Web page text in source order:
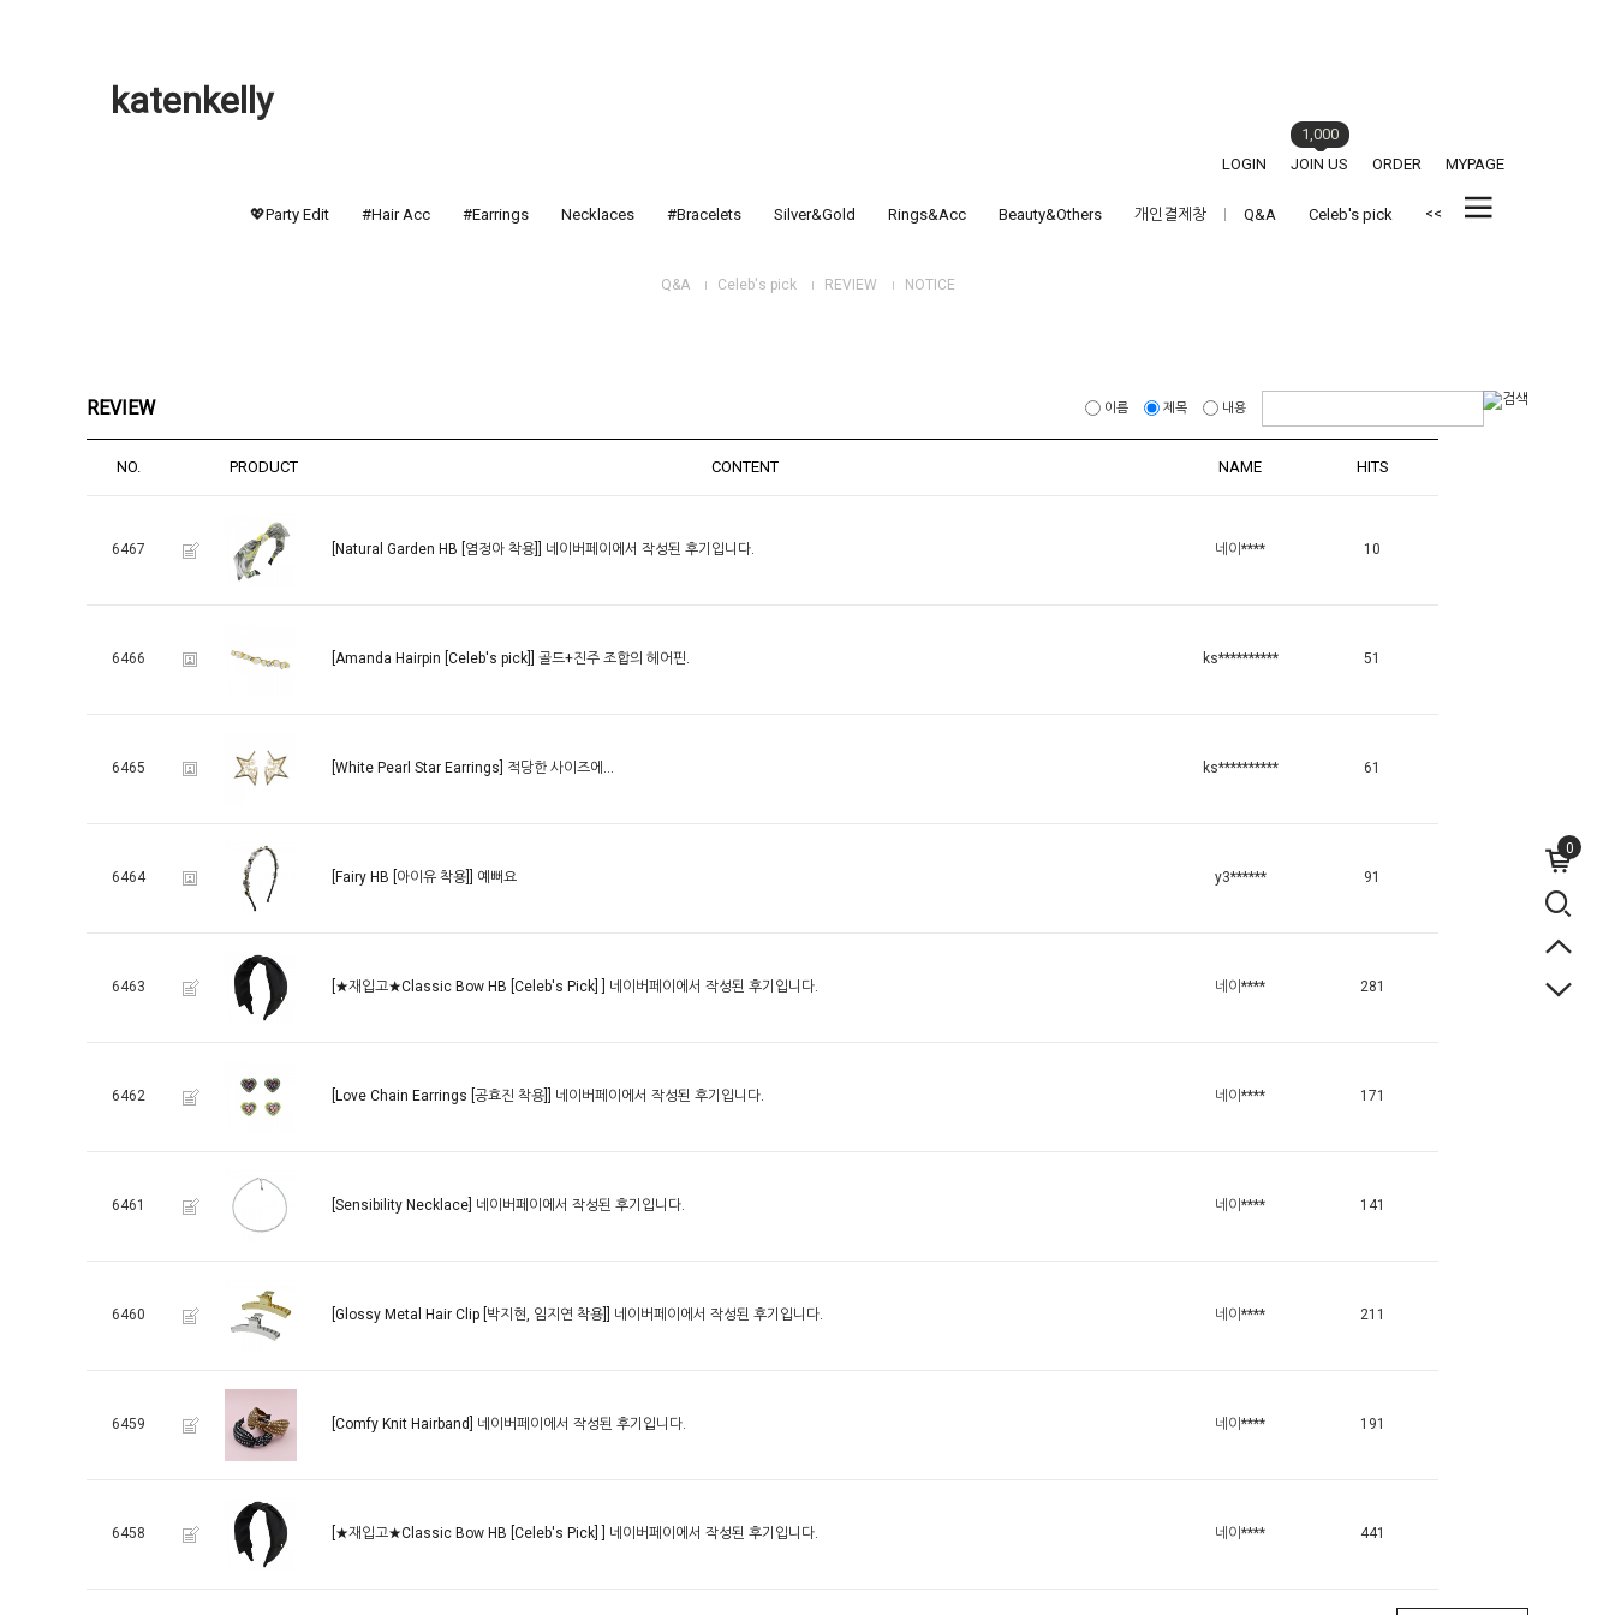
katenkelly
LOGIN JOIN US
1,000
ORDER
MYPAGE
💖Party Edit #Hair Acc #Earrings Necklaces #Bracelets Silver&Gold Rings&Acc Beauty&Others 개인결제창 Q&A Celeb's pick <<
0
Q&A Celeb's pick REVIEW NOTICE
REVIEW 이름 제목 내용
NO. PRODUCT CONTENT NAME HITS
6467 [Natural Garden HB [염정아 착용]] 네이버페이에서 작성된 후기입니다. 네이**** 10
6466 [Amanda Hairpin [Celeb's pick]] 골드+진주 조합의 헤어핀. ks********** 51
6465 [White Pearl Star Earrings] 적당한 사이즈에... ks********** 61
6464 [Fairy HB [아이유 착용]] 예뻐요 y3****** 91
6463 [★재입고★Classic Bow HB [Celeb's Pick] ] 네이버페이에서 작성된 후기입니다. 네이**** 281
6462 [Love Chain Earrings [공효진 착용]] 네이버페이에서 작성된 후기입니다. 네이**** 171
6461 [Sensibility Necklace] 네이버페이에서 작성된 후기입니다. 네이**** 141
6460 [Glossy Metal Hair Clip [박지현, 임지연 착용]] 네이버페이에서 작성된 후기입니다. 네이**** 211
6459 [Comfy Knit Hairband] 네이버페이에서 작성된 후기입니다. 네이**** 191
6458 [★재입고★Classic Bow HB [Celeb's Pick] ] 네이버페이에서 작성된 후기입니다. 네이**** 441